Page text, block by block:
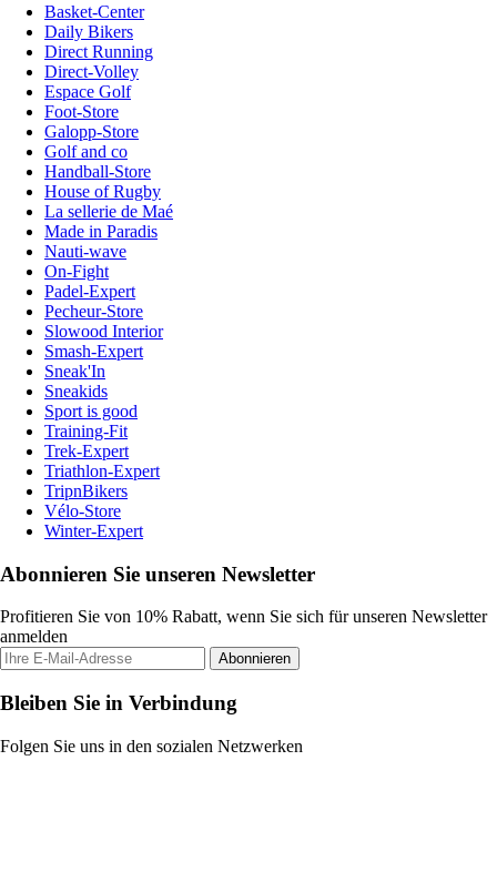
Basket-Center
Daily Bikers
Direct Running
Direct-Volley
Espace Golf
Foot-Store
Galopp-Store
Golf and co
Handball-Store
House of Rugby
La sellerie de Maé
Made in Paradis
Nauti-wave
On-Fight
Padel-Expert
Pecheur-Store
Slowood Interior
Smash-Expert
Sneak'In
Sneakids
Sport is good
Training-Fit
Trek-Expert
Triathlon-Expert
TripnBikers
Vélo-Store
Winter-Expert
Abonnieren Sie unseren Newsletter
Profitieren Sie von 10% Rabatt, wenn Sie sich für unseren Newsletter
anmelden
Abonnieren
Bleiben Sie in Verbindung
Folgen Sie uns in den sozialen Netzwerken